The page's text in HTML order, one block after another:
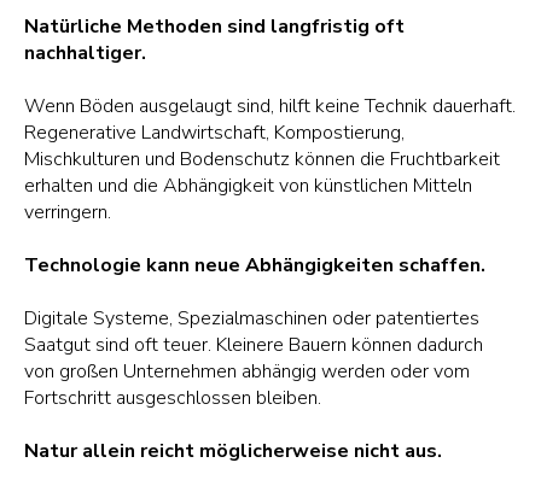
Natürliche Methoden sind langfristig oft
nachhaltiger.
Wenn Böden ausgelaugt sind, hilft keine Technik dauerhaft.
Regenerative Landwirtschaft, Kompostierung,
Mischkulturen und Bodenschutz können die Fruchtbarkeit
erhalten und die Abhängigkeit von künstlichen Mitteln
verringern.
Technologie kann neue Abhängigkeiten schaffen.
Digitale Systeme, Spezialmaschinen oder patentiertes
Saatgut sind oft teuer. Kleinere Bauern können dadurch
von großen Unternehmen abhängig werden oder vom
Fortschritt ausgeschlossen bleiben.
Natur allein reicht möglicherweise nicht aus.